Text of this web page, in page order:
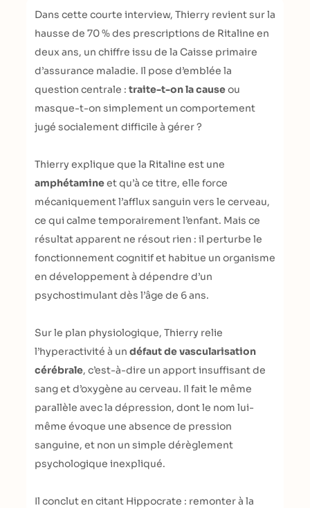
Dans cette courte interview, Thierry revient sur la
hausse de 70 % des prescriptions de Ritaline en
deux ans, un chiffre issu de la Caisse primaire
d’assurance maladie. Il pose d’emblée la
question centrale : traite-t-on la causeou
masque-t-on simplement un comportement
jugé socialement difficile à gérer ?
Thierry explique que la Ritaline est une
amphétamineet qu’à ce titre, elle force
mécaniquement l’afflux sanguin vers le cerveau,
ce qui calme temporairement l’enfant. Mais ce
résultat apparent ne résout rien : il perturbe le
fonctionnement cognitif et habitue un organisme
en développement à dépendre d’un
psychostimulant dès l’âge de 6 ans.
Sur le plan physiologique, Thierry relie
l’hyperactivité à un défaut de vascularisation
cérébrale, c’est-à-dire un apport insuffisant de
sang et d’oxygène au cerveau. Il fait le même
parallèle avec la dépression, dont le nom lui-
même évoque une absence de pression
sanguine, et non un simple dérèglement
psychologique inexpliqué.
Il conclut en citant Hippocrate : remonter à la